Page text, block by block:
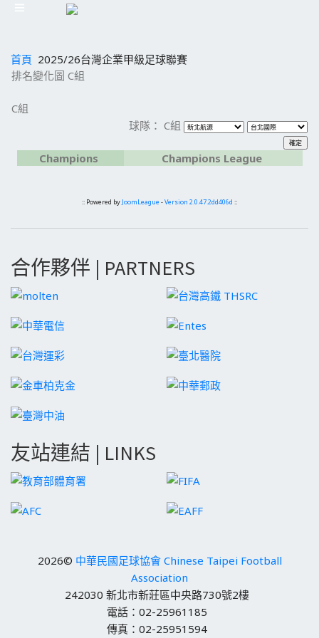
首頁 2025/26台灣企業甲級足球聯賽
排名變化圖 C組
C組
球隊： C組
Champions Champions League
:: Powered by JoomLeague -Version 2.0.47.2dd406d ::
合作夥伴 | PARTNERS
友站連結 | LINKS
2026© 中華民國足球協會 Chinese Taipei Football
Association
242030 新北市新莊區中央路730號2樓
電話：02-25961185
傳真：02-25951594